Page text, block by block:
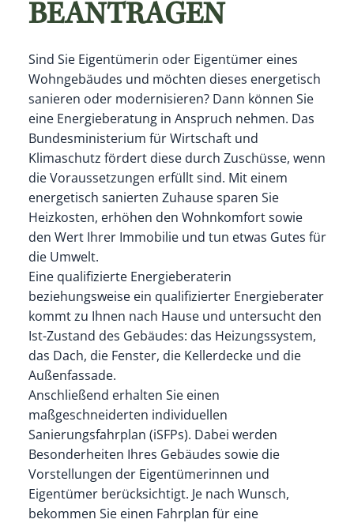
BEANTRAGEN
Sind Sie Eigentümerin oder Eigentümer eines
Wohngebäudes und möchten dieses energetisch
sanieren oder modernisieren? Dann können Sie
eine Energieberatung in Anspruch nehmen. Das
Bundesministerium für Wirtschaft und
Klimaschutz fördert diese durch Zuschüsse, wenn
die Voraussetzungen erfüllt sind. Mit einem
energetisch sanierten Zuhause sparen Sie
Heizkosten, erhöhen den Wohnkomfort sowie
den Wert Ihrer Immobilie und tun etwas Gutes für
die Umwelt.
Eine qualifizierte Energieberaterin
beziehungsweise ein qualifizierter Energieberater
kommt zu Ihnen nach Hause und untersucht den
Ist-Zustand des Gebäudes: das Heizungssystem,
das Dach, die Fenster, die Kellerdecke und die
Außenfassade.
Anschließend erhalten Sie einen
maßgeschneiderten individuellen
Sanierungsfahrplan (iSFPs). Dabei werden
Besonderheiten Ihres Gebäudes sowie die
Vorstellungen der Eigentümerinnen und
Eigentümer berücksichtigt. Je nach Wunsch,
bekommen Sie einen Fahrplan für eine